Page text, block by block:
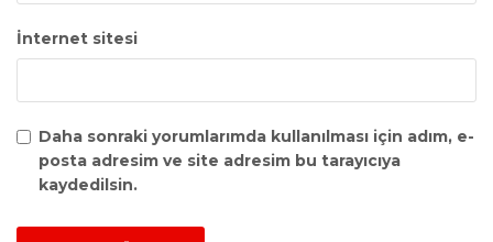
İnternet sitesi
Daha sonraki yorumlarımda kullanılması için adım, e-
posta adresim ve site adresim bu tarayıcıya
kaydedilsin.